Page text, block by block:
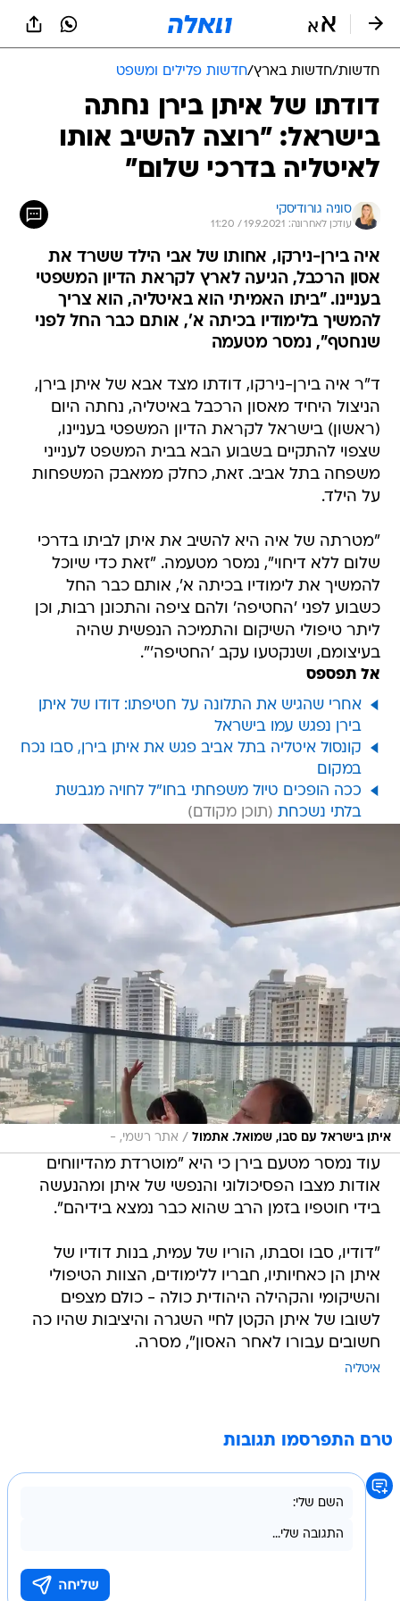
חדשות/חדשות בארץ/חדשות פלילים ומשפט
דודתו של איתן בירן נחתה
בישראל: "רוצה להשיב אותו
לאיטליה בדרכי שלום"
סוניה גורודיסקי
עודכן לאחרונה: 19.9.2021 / 11:20
איה בירן-נירקו, אחותו של אבי הילד ששרד את
אסון הרכבל, הגיעה לארץ לקראת הדיון המשפטי
בעניינו. "ביתו האמיתי הוא באיטליה, הוא צריך
להמשיך בלימודיו בכיתה א', אותם כבר החל לפני
שנחטף", נמסר מטעמה
ד"ר איה בירן-נירקו, דודתו מצד אבא של איתן בירן,
הניצול היחיד מאסון הרכבל באיטליה, נחתה היום
(ראשון) בישראל לקראת הדיון המשפטי בעניינו,
שצפוי להתקיים בשבוע הבא בבית המשפט לענייני
משפחה בתל אביב. זאת, כחלק ממאבק המשפחות
על הילד.
"מטרתה של איה היא להשיב את איתן לביתו בדרכי
שלום ללא דיחוי", נמסר מטעמה. "זאת כדי שיוכל
להמשיך את לימודיו בכיתה א', אותם כבר החל
כשבוע לפני 'החטיפה' ולהם ציפה והתכונן רבות, וכן
ליתר טיפולי השיקום והתמיכה הנפשית שהיה
בעיצומם, ושנקטעו עקב 'החטיפה'".
אל תפספס
אחרי שהגיש את התלונה על חטיפתו: דודו של איתן
בירן נפגש עמו בישראל
קונסול איטליה בתל אביב פגש את איתן בירן, סבו נכח
במקום
ככה הופכים טיול משפחתי בחו"ל לחויה מגבשת
בלתי נשכחת
איתן בישראל עם סבו, שמואל. אתמול / אתר רשמי, -
עוד נמסר מטעם בירן כי היא "מוטרדת מהדיווחים
אודות מצבו הפסיכולוגי והנפשי של איתן ומהנעשה
בידי חוטפיו בזמן הרב שהוא כבר נמצא בידיהם".
"דודיו, סבו וסבתו, הוריו של עמית, בנות דודיו של
איתן הן כאחיותיו, חבריו ללימודים, הצוות הטיפולי
והשיקומי והקהילה היהודית כולה - כולם מצפים
לשובו של איתן הקטן לחיי השגרה והיציבות שהיו כה
חשובים עבורו לאחר האסון", מסרה.
איטליה
טרם התפרסמו תגובות